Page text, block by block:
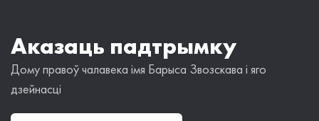
Аказаць падтрымку
Дому правоў чалавека імя Барыса Звозскава і яго
дзейнасці